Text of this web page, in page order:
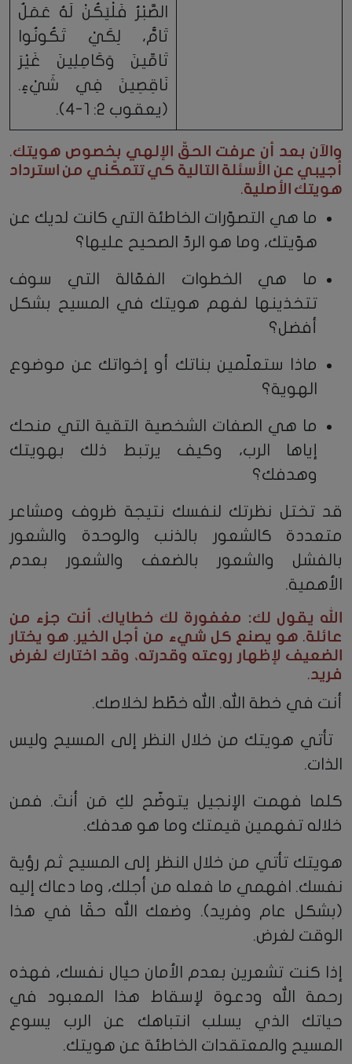
الصَّبْرُ فَلْيَكُنْ لَهُ عَمَلٌ
تَامٌّ، لِكَيْ تَكُونُوا
تَامِّينَ وَكَامِلِينَ غَيْرَ
نَاقِصِينَ فِي شَيْءٍ.
(يعقوب 2: 1-4).
والآن بعد أن عرفت الحقّ الإلهي بخصوص هويتك.
أجيبي عن الأسئلة التالية كي تتمكّني من استرداد
هويتك الأصلية.
ما هي التصوّرات الخاطئة التي كانت لديك عن
هوّيتك، وما هو الردّ الصحيح عليها؟
ما هي الخطوات الفعّالة التي سوف
تتخذينها لفهم هويتك في المسيح بشكل
أفضل؟
ماذا ستعلّمين بناتك أو إخواتك عن موضوع
الهوية؟
ما هي الصفات الشخصية التقية التي منحك
إياها الرب، وكيف يرتبط ذلك بهويتك
وهدفك؟
قد تختل نظرتك لنفسك نتيجة ظروف ومشاعر
متعددة كالشعور بالذنب والوحدة والشعور
بالفشل والشعور بالضعف والشعور بعدم
الأهمية.
الله يقول لك: مغفورة لك خطاياك، أنت جزء من
عائلة. هو يصنع كل شيء من أجل الخير. هو يختار
الضعيف لإظهار روعته وقدرته، وقد اختارك لغرض
فريد.
أنت في خطة الله. الله خطّط لخلاصك.
تأتي هويتك من خلال النظر إلى المسيح وليس
الذات.
كلما فهمت الإنجيل يتوضّح لكِ مَن أنتَ. فمن
خلاله تفهمين قيمتك وما هو هدفك.
هويتك تأتي من خلال النظر إلى المسيح ثم رؤية
نفسك. افهمي ما فعله من أجلك، وما دعاك إليه
(بشكل عام وفريد). وضعك الله حقًا في هذا
الوقت لغرض.
إذا كنت تشعرين بعدم الأمان حيال نفسك، فهذه
رحمة الله ودعوة لإسقاط هذا المعبود في
حياتك الذي يسلب انتباهك عن الرب يسوع
المسيح والمعتقدات الخاطئة عن هويتك.